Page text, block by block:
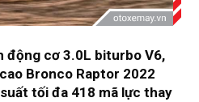
động cơ 3.0L biturbo V6,
Bronco Raptor 2022
tối đa 418 mã lực thay